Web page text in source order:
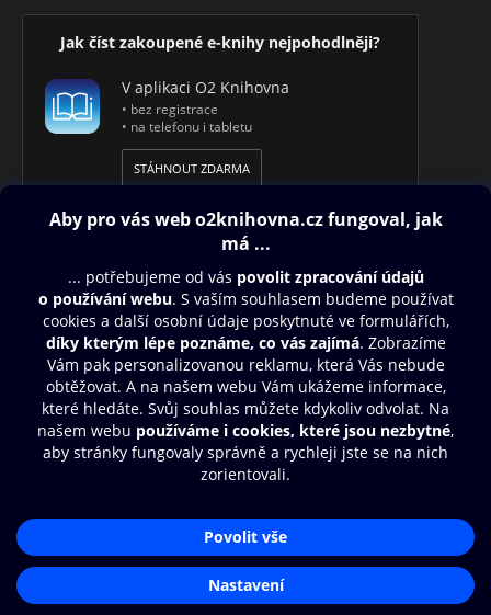
Jak číst zakoupené e-knihy nejpohodlněji?
V aplikaci O2 Knihovna
• bez registrace
• na telefonu i tabletu
STÁHNOUT ZDARMA
Obsah ke stažení
Moje O2 Knihovna
Další zábava
Nákupní řád
Přístupnost
Zásady zpracování osobních údajů
Aplikace O2 Knihovna
Čti a poslouchej své e-knihy a
audioknihy rychleji a pohodlněji.